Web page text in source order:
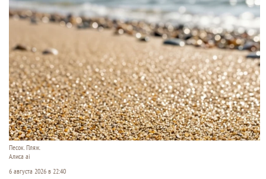
Песок. Пляж.
Алиса ai
6 августа 2026 в 22:40